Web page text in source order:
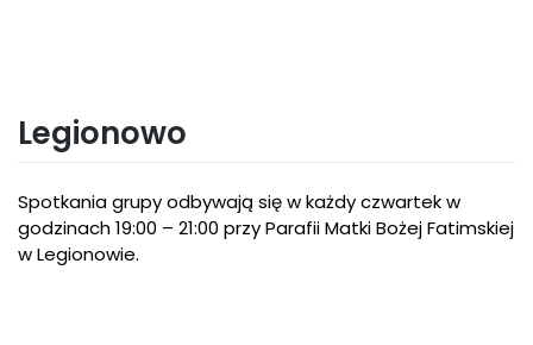
Legionowo
Spotkania grupy odbywają się w każdy czwartek w
godzinach 19:00 – 21:00 przy Parafii Matki Bożej Fatimskiej
w Legionowie.